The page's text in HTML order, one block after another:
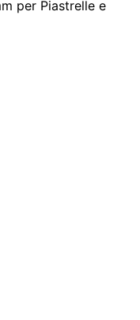
per Piastrelle e